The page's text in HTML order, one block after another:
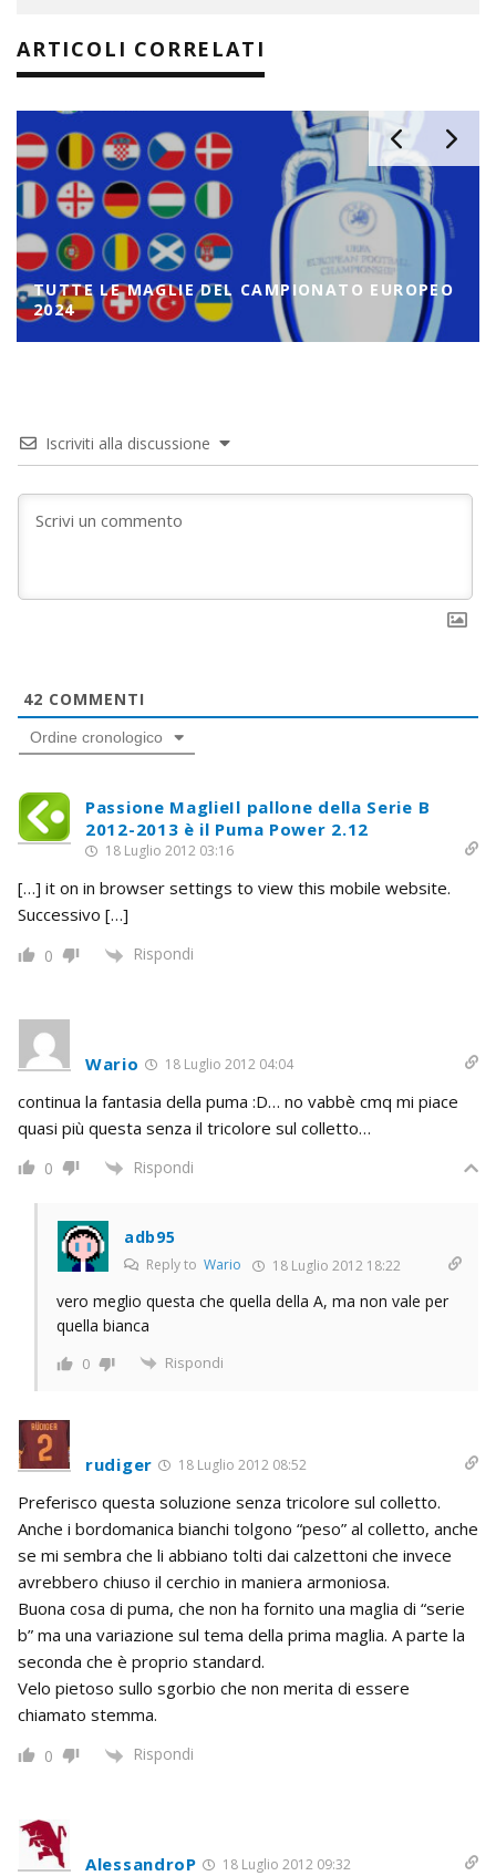
ARTICOLI CORRELATI
TUTTE LE MAGLIE DEL CAMPIONATO EUROPEO
2024
Iscriviti alla discussione
42 COMMENTI
Ordine cronologico
Passione MaglieIl pallone della Serie B
2012-2013 è il Puma Power 2.12
18 Luglio 2012 03:16
[…] it on in browser settings to view this mobile website.
Successivo […]
0 Rispondi
Wario 18 Luglio 2012 04:04
continua la fantasia della puma :D… no vabbè cmq mi piace
quasi più questa senza il tricolore sul colletto…
0 Rispondi
adb95
Reply to Wario 18 Luglio 2012 18:22
vero meglio questa che quella della A, ma non vale per
quella bianca
0 Rispondi
rudiger 18 Luglio 2012 08:52
Preferisco questa soluzione senza tricolore sul colletto.
Anche i bordomanica bianchi tolgono “peso” al colletto, anche
se mi sembra che li abbiano tolti dai calzettoni che invece
avrebbero chiuso il cerchio in maniera armoniosa.
Buona cosa di puma, che non ha fornito una maglia di “serie
b” ma una variazione sul tema della prima maglia. A parte la
seconda che è proprio standard.
Velo pietoso sullo sgorbio che non merita di essere
chiamato stemma.
0 Rispondi
AlessandroP 18 Luglio 2012 09:32